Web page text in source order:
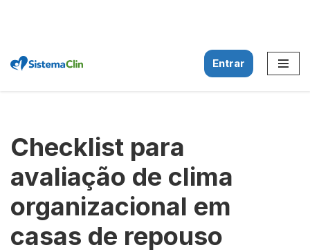
Pular
Entrar
Checklist para
avaliação de clima
organizacional em
casas de repouso